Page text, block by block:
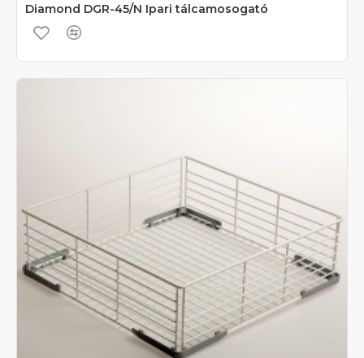
Diamond DGR-45/N Ipari tálcamosogató